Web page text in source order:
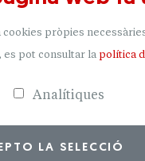
cookies pròpies
es pot consultar la política
Analítiques
LA SELECCIÓ